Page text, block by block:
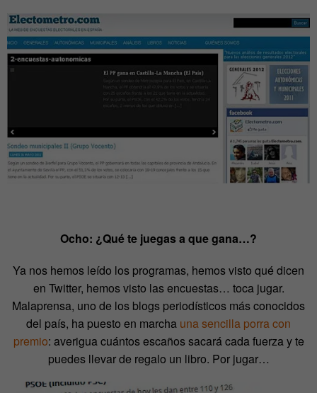
Ocho: ¿Qué te juegas a que gana…?
Ya nos hemos leído los programas, hemos visto qué dicen
en Twitter, hemos visto las encuestas… toca jugar.
Malaprensa, uno de los blogs periodísticos más conocidos
del país, ha puesto en marcha una sencilla porra con
premio: averigua cuántos escaños sacará cada fuerza y te
puedes llevar de regalo un libro. Por jugar…